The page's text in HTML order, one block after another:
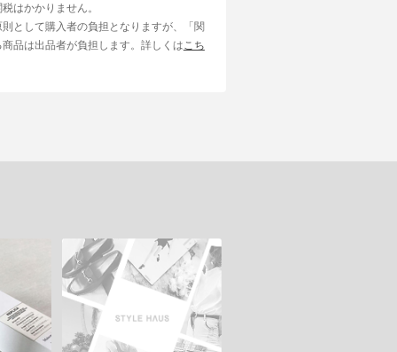
はかかりません。
として購入者の負担となりますが、「関
品は出品者が負担します。詳しくは こち